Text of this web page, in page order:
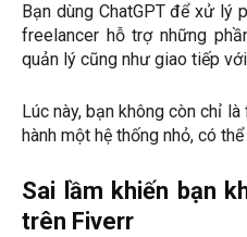
Bạn dùng ChatGPT để xử lý
freelancer hỗ trợ những
quản lý cũng như giao tiếp
Lúc này, bạn không còn chỉ
hành một hệ thống nhỏ, có
Sai lầm khiến bạn
trên Fiverr